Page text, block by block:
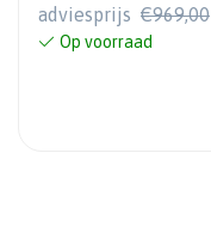
adviesprijs €969,00
Op voorraad